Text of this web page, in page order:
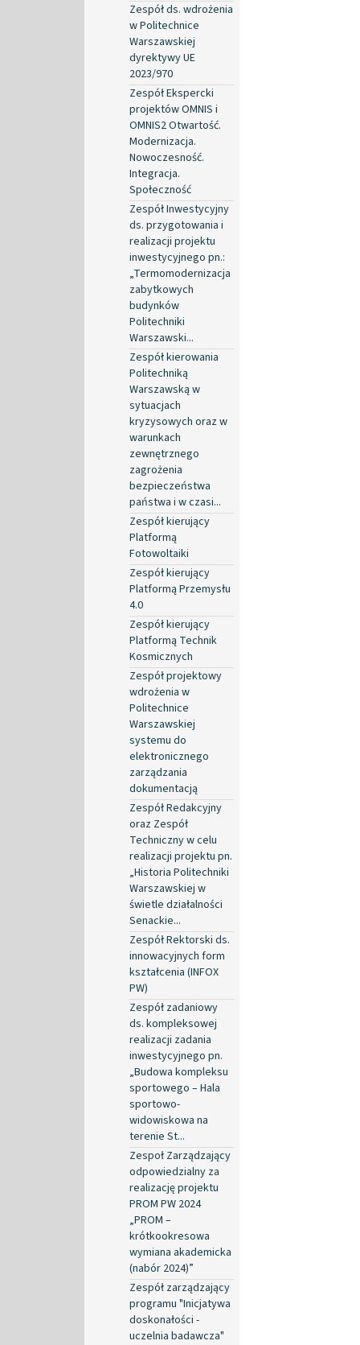
Zespół ds. wdrożenia
w Politechnice
Warszawskiej
dyrektywy UE
2023/970
Zespół Ekspercki
projektów OMNIS i
OMNIS2 Otwartość.
Modernizacja.
Nowoczesność.
Integracja.
Społeczność
Zespół Inwestycyjny
ds. przygotowania i
realizacji projektu
inwestycyjnego pn.:
„Termomodernizacja
zabytkowych
budynków
Politechniki
Warszawski...
Zespół kierowania
Politechniką
Warszawską w
sytuacjach
kryzysowych oraz w
warunkach
zewnętrznego
zagrożenia
bezpieczeństwa
państwa i w czasi...
Zespół kierujący
Platformą
Fotowoltaiki
Zespół kierujący
Platformą Przemysłu
4.0
Zespół kierujący
Platformą Technik
Kosmicznych
Zespół projektowy
wdrożenia w
Politechnice
Warszawskiej
systemu do
elektronicznego
zarządzania
dokumentacją
Zespół Redakcyjny
oraz Zespół
Techniczny w celu
realizacji projektu pn.
„Historia Politechniki
Warszawskiej w
świetle działalności
Senackie...
Zespół Rektorski ds.
innowacyjnych form
kształcenia (INFOX
PW)
Zespół zadaniowy
ds. kompleksowej
realizacji zadania
inwestycyjnego pn.
„Budowa kompleksu
sportowego – Hala
sportowo-
widowiskowa na
terenie St...
Zespoł Zarządzający
odpowiedzialny za
realizację projektu
PROM PW 2024
„PROM –
krótkookresowa
wymiana akademicka
(nabór 2024)”
Zespół zarządzający
programu "Inicjatywa
doskonałości -
uczelnia badawcza"